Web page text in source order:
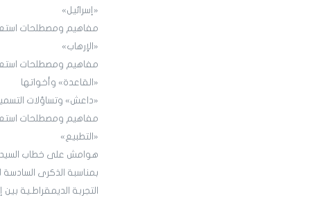
«إسرائيل»
مفاهيم ومصطلحات
«الإرهاب»
مفاهيم ومصطلحات
«القاعدة» وأخواتها
«داعش» وتساؤلات
مفاهيم ومصطلحات
«التطبيع»
هوامش على خطاب السيد
بمناسبة الذكرى
التجربة الديمقراطـية بين